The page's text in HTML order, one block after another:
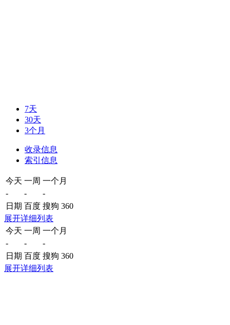
7天
30天
3个月
收录信息
索引信息
今天 一周 一个月
-
-
-
日期 百度 搜狗 360
展开详细列表
今天 一周 一个月
-
-
-
日期 百度 搜狗 360
展开详细列表